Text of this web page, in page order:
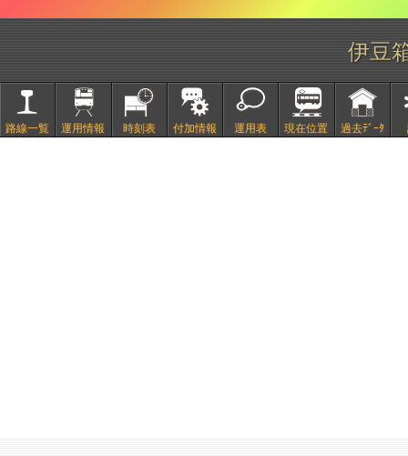
伊豆
路線一覧 運用情報 時刻表 付加情報 運用表 現在位置 過去ﾃﾞｰﾀ